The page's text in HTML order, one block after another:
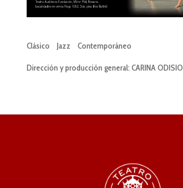
Clásico Jazz Contemporáneo
Dirección y producción general: CARINA ODISIO